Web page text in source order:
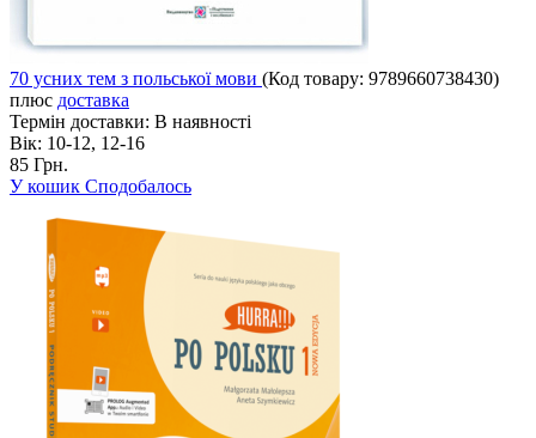
70 усних тем з польської мови (Код товару: 9789660738430)
плюс доставка
Термін доставки: В наявності
Вік: 10-12, 12-16
85 Грн.
У кошик Сподобалось